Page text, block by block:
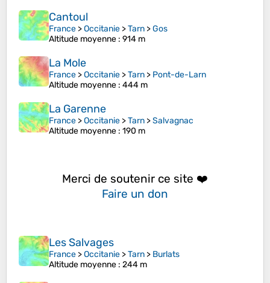
Cantoul
France >Occitanie >Tarn >Gos
Altitude moyenne : 914 m
La Mole
France >Occitanie >Tarn > Pont-de-Larn
Altitude moyenne : 444 m
La Garenne
France >Occitanie >Tarn >Salvagnac
Altitude moyenne : 190 m
Merci de soutenir ce site ❤️
Faire un don
Les Salvages
France >Occitanie >Tarn > Burlats
Altitude moyenne : 244 m